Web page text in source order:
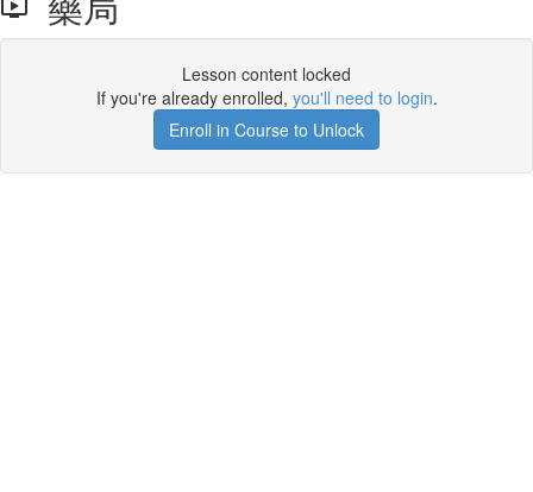
Lesson content locked
If you're already enrolled, you'll need to login.
Enroll in Course to Unlock